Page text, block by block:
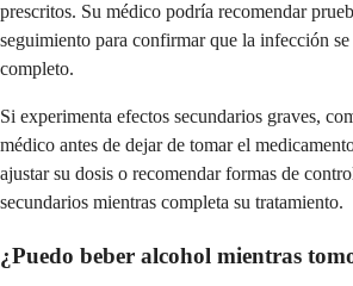
prescritos. Su médico podría recomendar
seguimiento para confirmar que la infección
completo.
Si experimenta efectos secundarios graves,
médico antes de dejar de tomar el
ajustar su dosis o recomendar formas de
secundarios mientras completa su tratamiento.
¿Puedo beber alcohol mientras